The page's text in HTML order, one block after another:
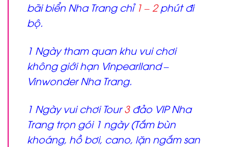
bãi biển Nha Trang chỉ 1 – 2phút đi
bộ.
1 Ngày tham quan khu vui chơi
không giới hạn Vinpearlland –
Vinwonder Nha Trang.
1 Ngày vui chơi Tour3đảo VIP Nha
Trang trọn gói 1 ngày (Tắm bùn
khoáng, hồ bơi, cano, lặn ngắm san